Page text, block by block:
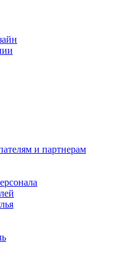
и партнерам